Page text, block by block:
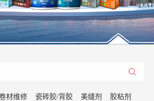
材维修 瓷砖胶/背胶 美缝剂
胶粘剂